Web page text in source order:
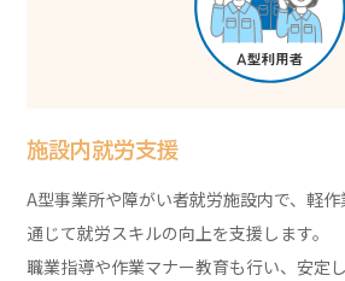
施設内就労支援
A型事業所や障がい者就労施設内で、軽
通じて就労スキルの向上を支援します。
職業指導や作業マナー教育も行い、安定